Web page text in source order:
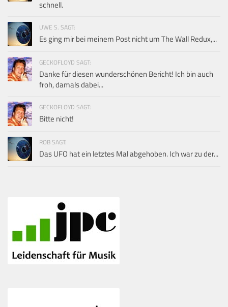
schnell.
UWE S. SAGT:
Es ging mir bei meinem Post nicht um The Wall Redux,...
GECKOFLOYD SAGT:
Danke für diesen wunderschönen Bericht! Ich bin auch
froh, damals dabei...
GECKOFLOYD SAGT:
Bitte nicht!
ROB SAGT:
Das UFO hat ein letztes Mal abgehoben. Ich war zu der...